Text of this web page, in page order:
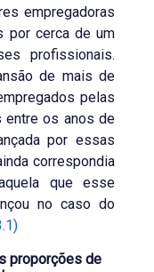
empregadoras
por cerca de um
profissionais.
de mais de
pelas
entre os anos de
por essas
correspondia
que esse
no caso do
proporções de